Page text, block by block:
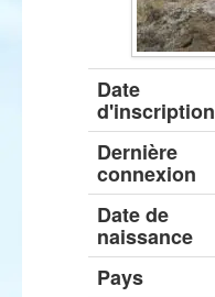
Date
d'inscription
Dernière
connexion
Date de
naissance
Pays